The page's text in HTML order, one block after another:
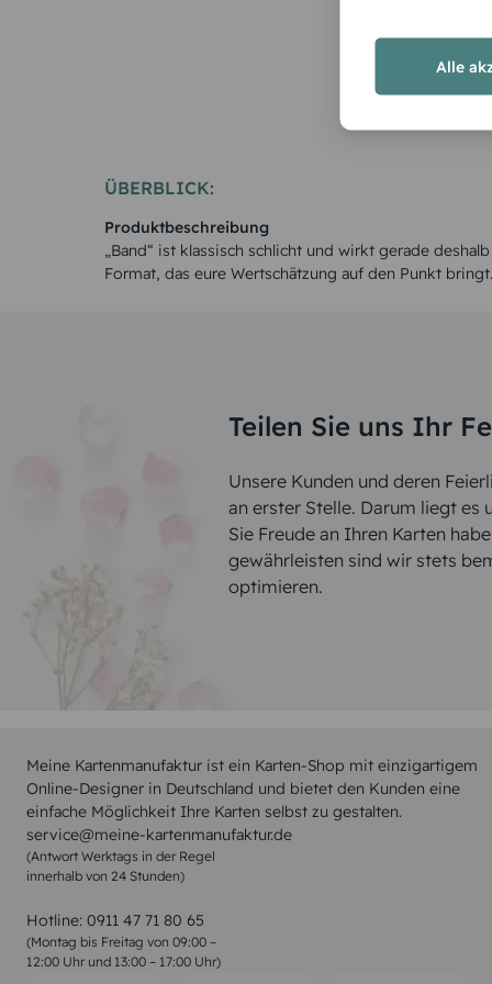
ÜBERBLICK:
Produktbeschreibung
„Band“ ist klassisch schlicht und wirkt gerade
Format, das eure Wertschätzung auf den Punkt bringt.
Teilen Sie uns Ihr
Unsere Kunden und deren
an erster Stelle. Darum liegt es
Sie Freude an Ihren Karten
gewährleisten sind wir stets
optimieren.
Meine Kartenmanufaktur ist ein Karten-Shop mit einzigartigem
Online-Designer in Deutschland und bietet den Kunden eine
einfache Möglichkeit Ihre Karten selbst zu gestalten.
service@meine-kartenmanufaktur.de
(Antwort Werktags in der Regel
innerhalb von 24 Stunden)
Hotline: 0911 47 71 80 65
(Montag bis Freitag von 09:00 –
12:00 Uhr und 13:00 – 17:00 Uhr)
Alle